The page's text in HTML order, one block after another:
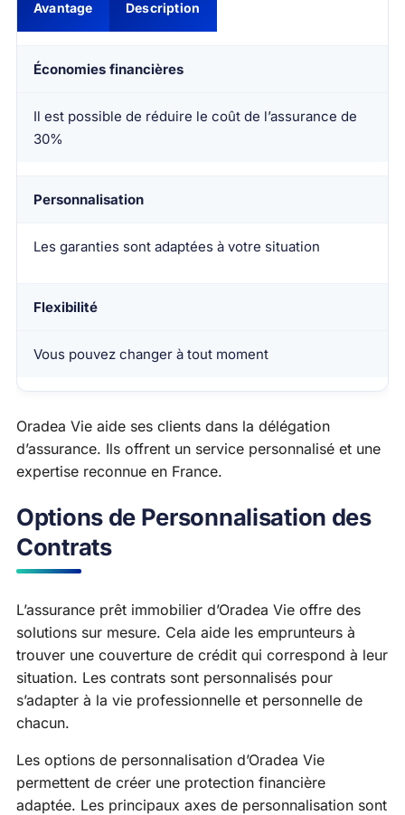
Avantage Description
Économies financières
Il est possible de réduire le coût de l’assurance de
30%
Personnalisation
Les garanties sont adaptées à votre situation
Flexibilité
Vous pouvez changer à tout moment
Oradea Vie aide ses clients dans la délégation
d’assurance. Ils offrent un service personnalisé et une
expertise reconnue en France.
Options de Personnalisation des
Contrats
L’assurance prêt immobilier d’Oradea Vie offre des
solutions sur mesure. Cela aide les emprunteurs à
trouver une couverture de crédit qui correspond à leur
situation. Les contrats sont personnalisés pour
s’adapter à la vie professionnelle et personnelle de
chacun.
Les options de personnalisation d’Oradea Vie
permettent de créer une protection financière
adaptée. Les principaux axes de personnalisation sont